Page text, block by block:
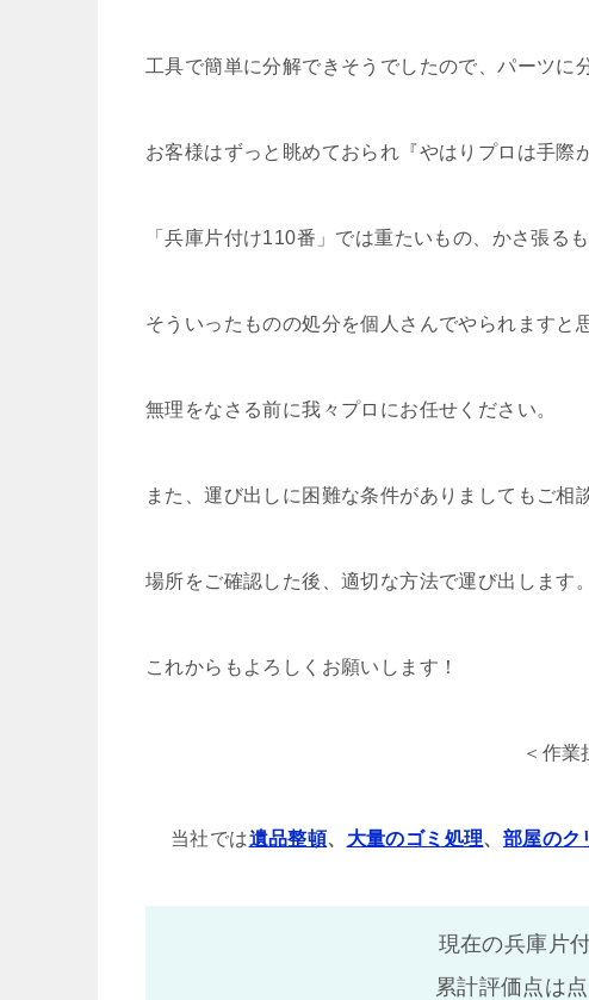
工具で簡単に分解できそうでしたので、パーツに
お客様はずっと眺めておられ『やはりプロは手際
「兵庫片付け110番」では重たいもの、かさ張る
そういったものの処分を個人さんでやられますと
無理をなさる前に我々プロにお任せください。
また、運び出しに困難な条件がありましてもご相
場所をご確認した後、適切な方法で運び出します。
これからもよろしくお願いします！
＜作
当社では遺品整頓、 大量のゴミ処理、 部屋のク
現在の兵庫片
累計評価点は